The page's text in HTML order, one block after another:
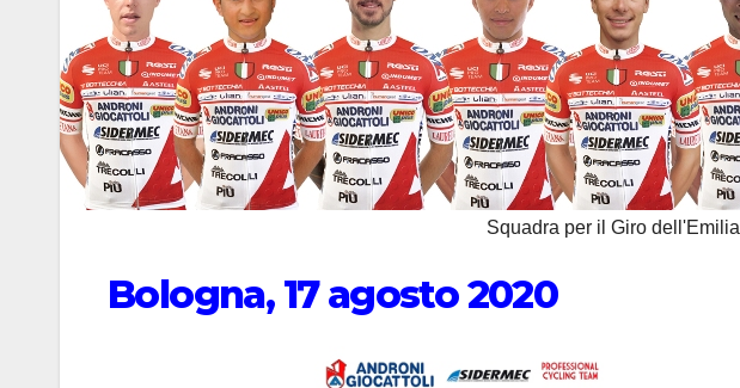
Squadra per il Giro dell'Emilia
Bologna, 17 agosto 2020